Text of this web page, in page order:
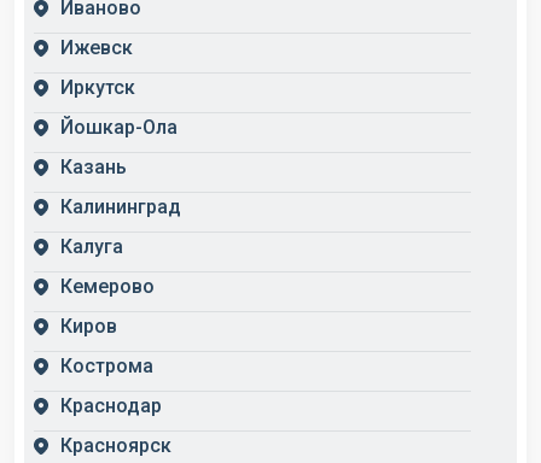
Иваново
Ижевск
Иркутск
Йошкар-Ола
Казань
Калининград
Калуга
Кемерово
Киров
Кострома
Краснодар
Красноярск